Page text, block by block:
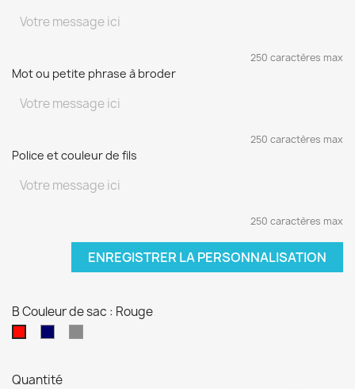
250 caractères max
Mot ou petite phrase à broder
250 caractères max
Police et couleur de fils
250 caractères max
ENREGISTRER LA PERSONNALISATION
B Couleur de sac : Rouge
Quantité